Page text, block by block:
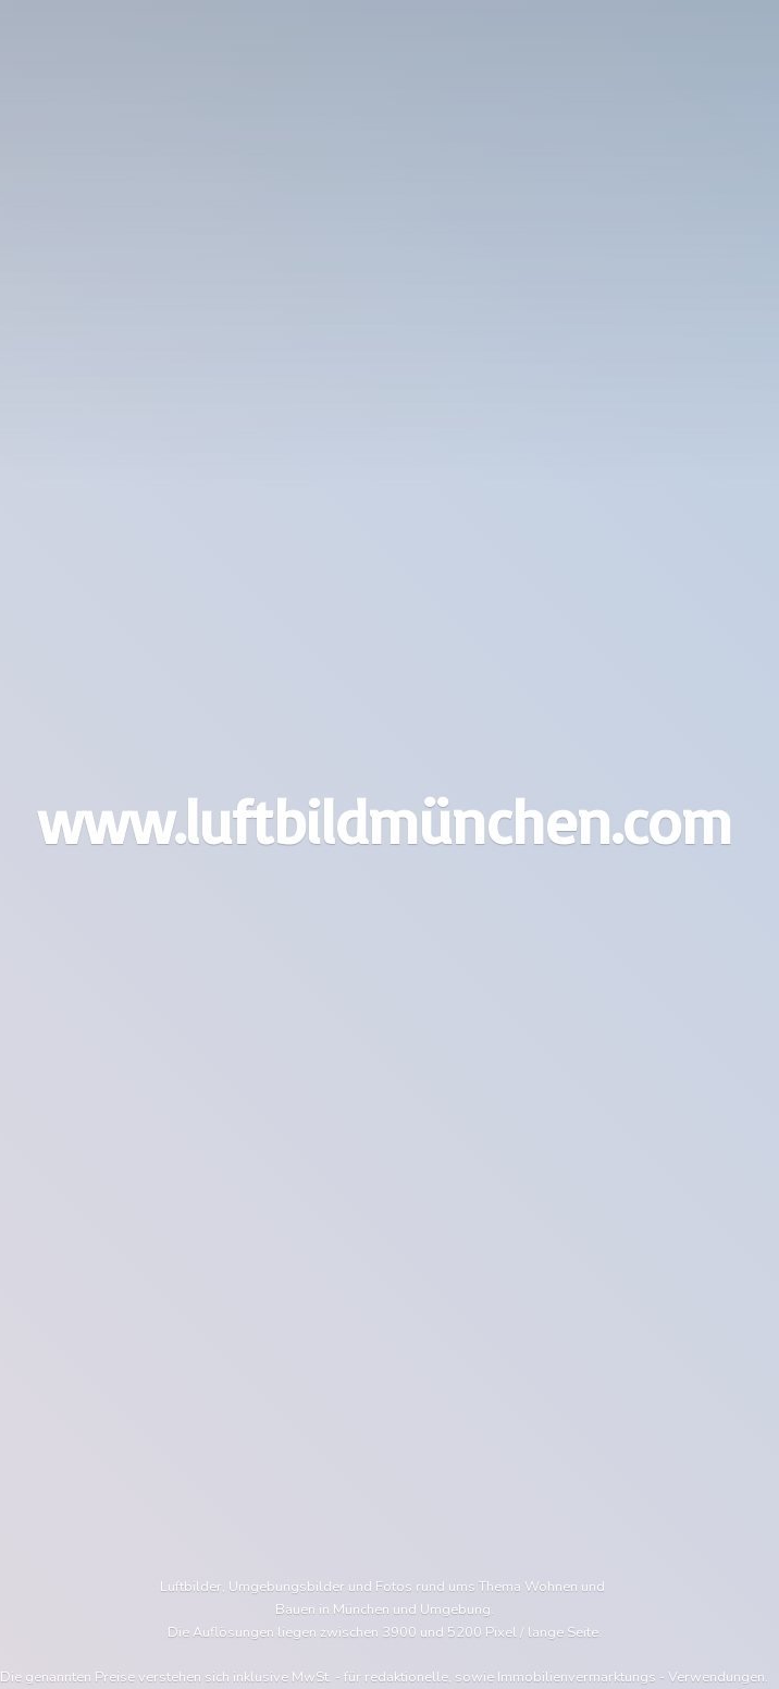
www.luftbildmünchen.com
Luftbilder, Umgebungsbilder und Fotos rund ums Thema Wohnen und
Bauen in München und Umgebung.
Die Auflösungen liegen zwischen 3900 und 5200 Pixel / lange Seite.
Die genannten Preise verstehen sich inklusive MwSt. - für redaktionelle, sowie Immobilienvermarktungs - Verwendungen.